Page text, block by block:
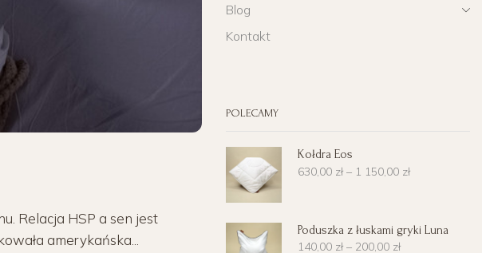
Relacja HSP a sen jest
amerykańska...
Blog
Kontakt
POLECAMY
Kołdra Eos
630,00 zł – 1 150,00 zł
Poduszka z łuskami gryki Luna
140,00 zł – 200,00 zł